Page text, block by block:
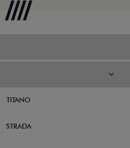
TITANO
STRADA